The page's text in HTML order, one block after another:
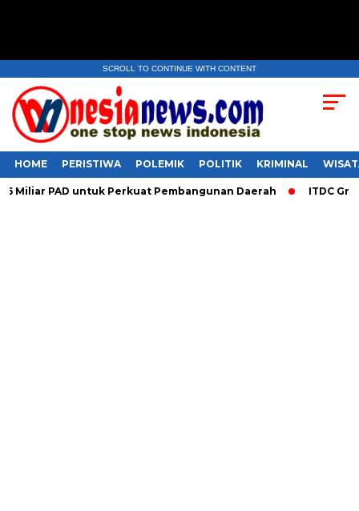
SCROLL TO CONTINUE WITH CONTENT
HOME PERISTIWA POLEMIK POLITIK KRIMINAL
PAD untuk Perkuat Pembangunan Daerah ITDC Group